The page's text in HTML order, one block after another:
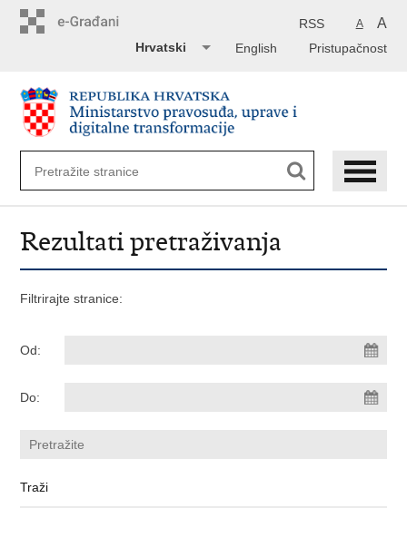
A A
RSS
Pristupačnost
English
Hrvatski
Rezultati pretraživanja
Filtrirajte stranice:
Od:
Do: